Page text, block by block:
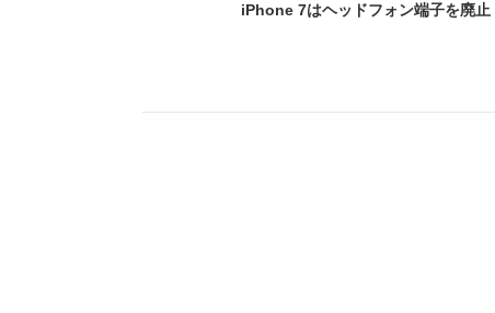
iPhone 7はヘッドフォン端子を廃